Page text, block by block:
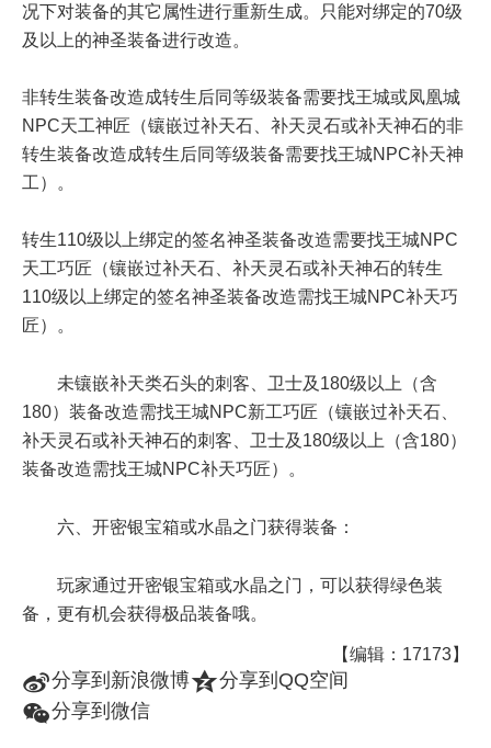
况下对装备的其它属性进行重新生成。只能对绑定的70级
及以上的神圣装备进行改造。
非转生装备改造成转生后同等级装备需要找王城或凤凰城
NPC天工神匠（镶嵌过补天石、补天灵石或补天神石的非
转生装备改造成转生后同等级装备需要找王城NPC补天神
工）。
转生110级以上绑定的签名神圣装备改造需要找王城NPC
天工巧匠（镶嵌过补天石、补天灵石或补天神石的转生
110级以上绑定的签名神圣装备改造需找王城NPC补天巧
匠）。
未镶嵌补天类石头的刺客、卫士及180级以上（含
180）装备改造需找王城NPC新工巧匠（镶嵌过补天石、
补天灵石或补天神石的刺客、卫士及180级以上（含180）
装备改造需找王城NPC补天巧匠）。
六、开密银宝箱或水晶之门获得装备：
玩家通过开密银宝箱或水晶之门，可以获得绿色装
备，更有机会获得极品装备哦。
【编辑：17173】
t分享到新浪微博z分享到QQ空间
w分享到微信